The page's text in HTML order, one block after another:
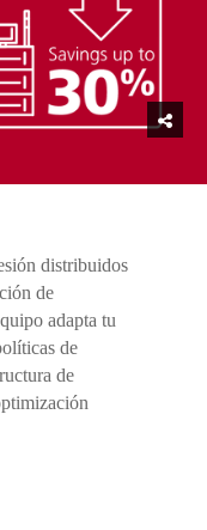
distribuidos
de
adapta tu
de
de